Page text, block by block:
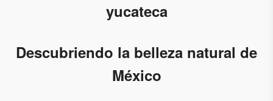
yucateca
Descubriendo la belleza natural de
México